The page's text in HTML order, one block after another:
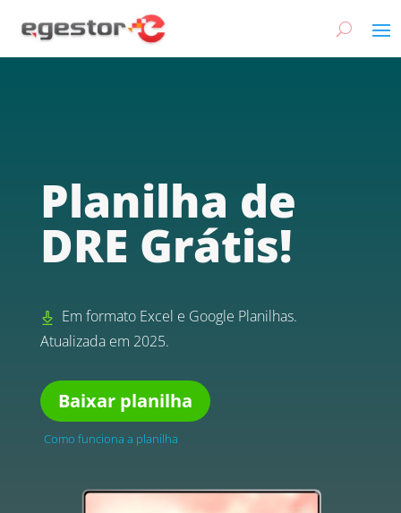
Planilha de
DRE Grátis!
Em formato Excel e Google Planilhas.
Atualizada em 2025.
Baixar planilha
Como funciona a planilha